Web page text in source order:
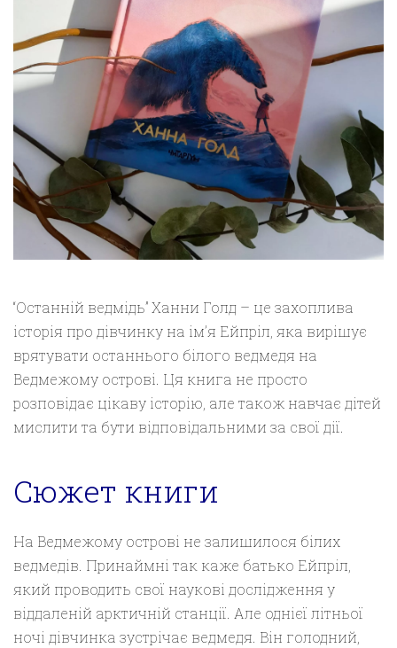
“Останній ведмідь” Ханни Голд – це захоплива
історія про дівчинку на ім’я Ейпріл, яка вирішує
врятувати останнього білого ведмедя на
Ведмежому острові. Ця книга не просто
розповідає цікаву історію, але також навчає дітей
мислити та бути відповідальними за свої дії.
Сюжет книги
На Ведмежому острові не залишилося білих
ведмедів. Принаймні так каже батько Ейпріл,
який проводить свої наукові дослідження у
віддаленій арктичній станції. Але однієї літньої
ночі дівчинка зустрічає ведмедя. Він голодний,